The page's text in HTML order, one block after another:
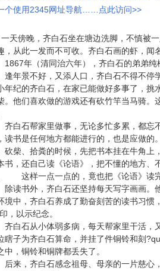
个使用2345网址导航……点此访问>>
傍晚，齐白石坐在塘边洗脚，不慎被一
，从此一发而不可收。齐白石画的虾，闻
年（清同治六年），齐白石的弟弟纯
逢年景不好，又添人口，齐白石不得不停
年纪的齐白石，在家已能做好多事了，挑
。他们喜欢做的游戏还有砍竹竿当马骑
石帮家里做事，无论多忙多累，都忘
读书是任何地方都能进行的，也是应做的
砍柴、拾粪的时候，先把书本挂在牛角上
书，还自己读《论语》，把不懂的地方
这样一点一点的，竟也把《论语》读完
书外，齐白石还坚持每天写字画画。
境中，齐白石养成了勤奋刻苦的读书习
，以示纪念。
石从小体弱多病，每天帮家里干活，
瞎子为齐白石算命，并挂了件铜铃和刻
中，铜铃和铜牌都丢失了。
，齐白石感念祖母、母亲的一片慈心